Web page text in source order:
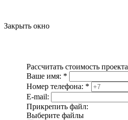
Закрыть окно
Рассчитать стоимость проекта
Ваше имя: *
Номер телефона: *
E-mail:
Прикрепить файл:
Выберите файлы